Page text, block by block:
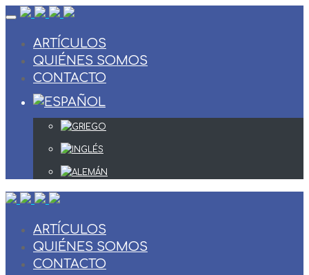
Skip
contentARTÍCULOS
QUIÉNES SOMOS
CONTACTO
ARTÍCULOS
QUIÉNES SOMOS
CONTACTO